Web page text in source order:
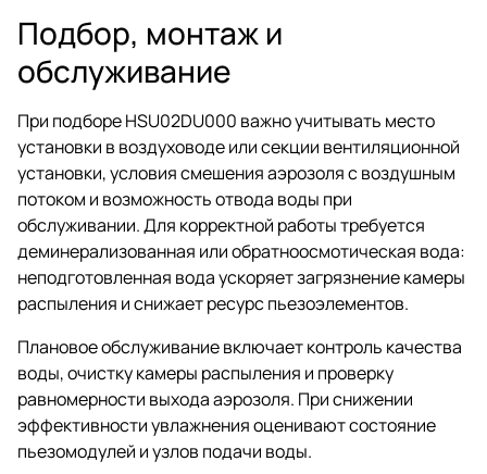
Подбор, монтаж и
обслуживание
При подборе HSU02DU000 важно учитывать место
установки в воздуховоде или секции вентиляционной
установки, условия смешения аэрозоля с воздушным
потоком и возможность отвода воды при
обслуживании. Для корректной работы требуется
деминерализованная или обратноосмотическая вода:
неподготовленная вода ускоряет загрязнение камеры
распыления и снижает ресурс пьезоэлементов.
Плановое обслуживание включает контроль качества
воды, очистку камеры распыления и проверку
равномерности выхода аэрозоля. При снижении
эффективности увлажнения оценивают состояние
пьезомодулей и узлов подачи воды.